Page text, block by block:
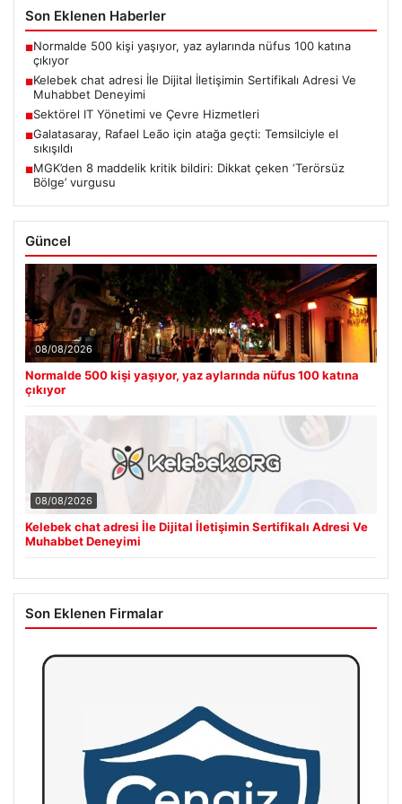
Son Eklenen Haberler
■Normalde 500 kişi yaşıyor, yaz aylarında nüfus 100 katına
çıkıyor
■Kelebek chat adresi İle Dijital İletişimin Sertifikalı Adresi Ve
Muhabbet Deneyimi
■Sektörel IT Yönetimi ve Çevre Hizmetleri
■Galatasaray, Rafael Leão için atağa geçti: Temsilciyle el
sıkışıldı
■MGK’den 8 maddelik kritik bildiri: Dikkat çeken ‘Terörsüz
Bölge’ vurgusu
Güncel
08/08/2026
Normalde 500 kişi yaşıyor, yaz aylarında nüfus 100 katına
çıkıyor
08/08/2026
Kelebek chat adresi İle Dijital İletişimin Sertifikalı Adresi Ve
Muhabbet Deneyimi
Son Eklenen Firmalar